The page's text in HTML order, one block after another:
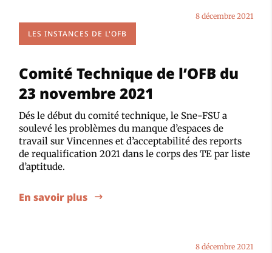
LES INSTANCES DE L'OFB
8 décembre 2021
Comité Technique de l’OFB du
23 novembre 2021
Dés le début du comité technique, le Sne-FSU a
soulevé les problèmes du manque d’espaces de
travail sur Vincennes et d’acceptabilité des reports
de requalification 2021 dans le corps des TE par liste
d’aptitude.
En savoir plus
8 décembre 2021